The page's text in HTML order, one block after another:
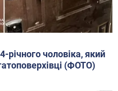
річного чоловіка, який
(ФОТО)